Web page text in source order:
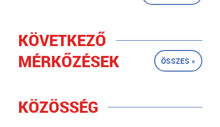
KÖVETKEZŐ
MÉRKŐZÉSEK
ÖSSZES »
KÖZÖSSÉG